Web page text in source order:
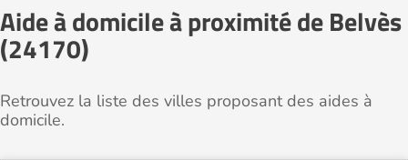
Aide à domicile à proximité de Belvès
(24170)
Retrouvez la liste des villes proposant des aides à
domicile.